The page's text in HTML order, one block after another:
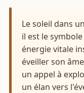
Le soleil dans
il est le
énergie vitale
éveiller son
un appel à
un élan vers